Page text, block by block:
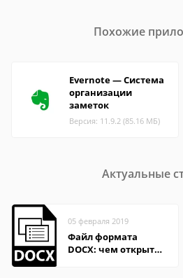
Похожие
Evernote — Система
организации
заметок
Версия: 11.9.2 (85.16 МБ)
Актуальные
05 февраля 2019
Файл формата
DOCX: чем открыть,